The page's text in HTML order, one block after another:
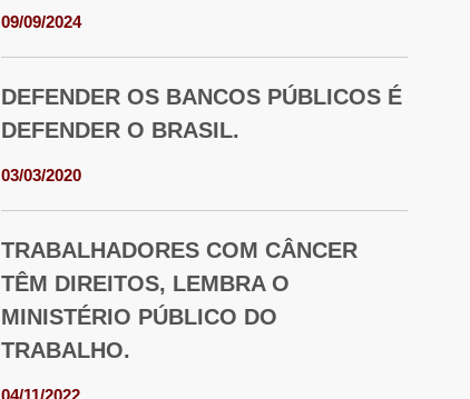
09/09/2024
DEFENDER OS BANCOS PÚBLICOS É
DEFENDER O BRASIL.
03/03/2020
TRABALHADORES COM CÂNCER
TÊM DIREITOS, LEMBRA O
MINISTÉRIO PÚBLICO DO
TRABALHO.